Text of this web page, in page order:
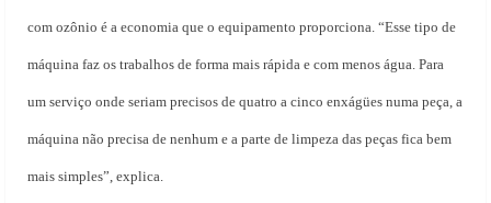
com ozônio é a economia que o equipamento proporciona. “Esse tipo de
máquina faz os trabalhos de forma mais rápida e com menos água. Para
um serviço onde seriam precisos de quatro a cinco enxágües numa peça, a
máquina não precisa de nenhum e a parte de limpeza das peças fica bem
mais simples”, explica.